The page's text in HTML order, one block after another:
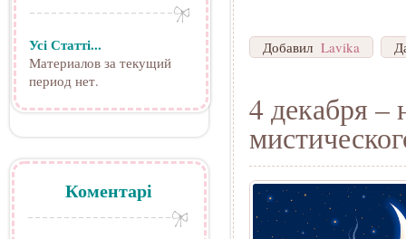
Добавил Lavika
4 декабря –
Усі Статті...
Материалов за текущий
период нет.
Коментарі